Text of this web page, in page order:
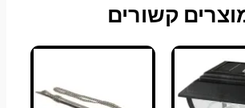
קשורים